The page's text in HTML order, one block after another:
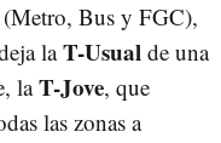
Bus y FGC),
laT-Usual de una
laT-Jove, que
las zonas a